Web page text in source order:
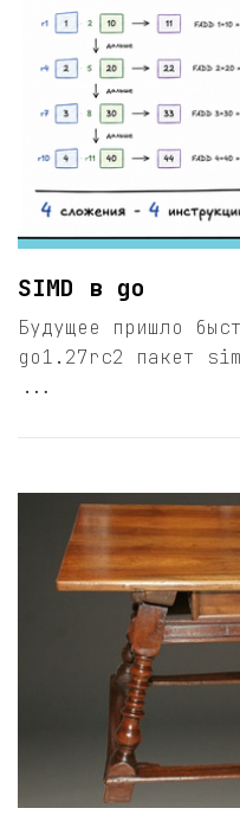
SIMD в go
Будущее пришло
go1.27rc2 пакет
...